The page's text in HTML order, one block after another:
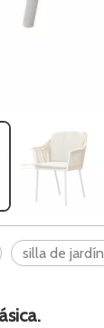
silla de jardín